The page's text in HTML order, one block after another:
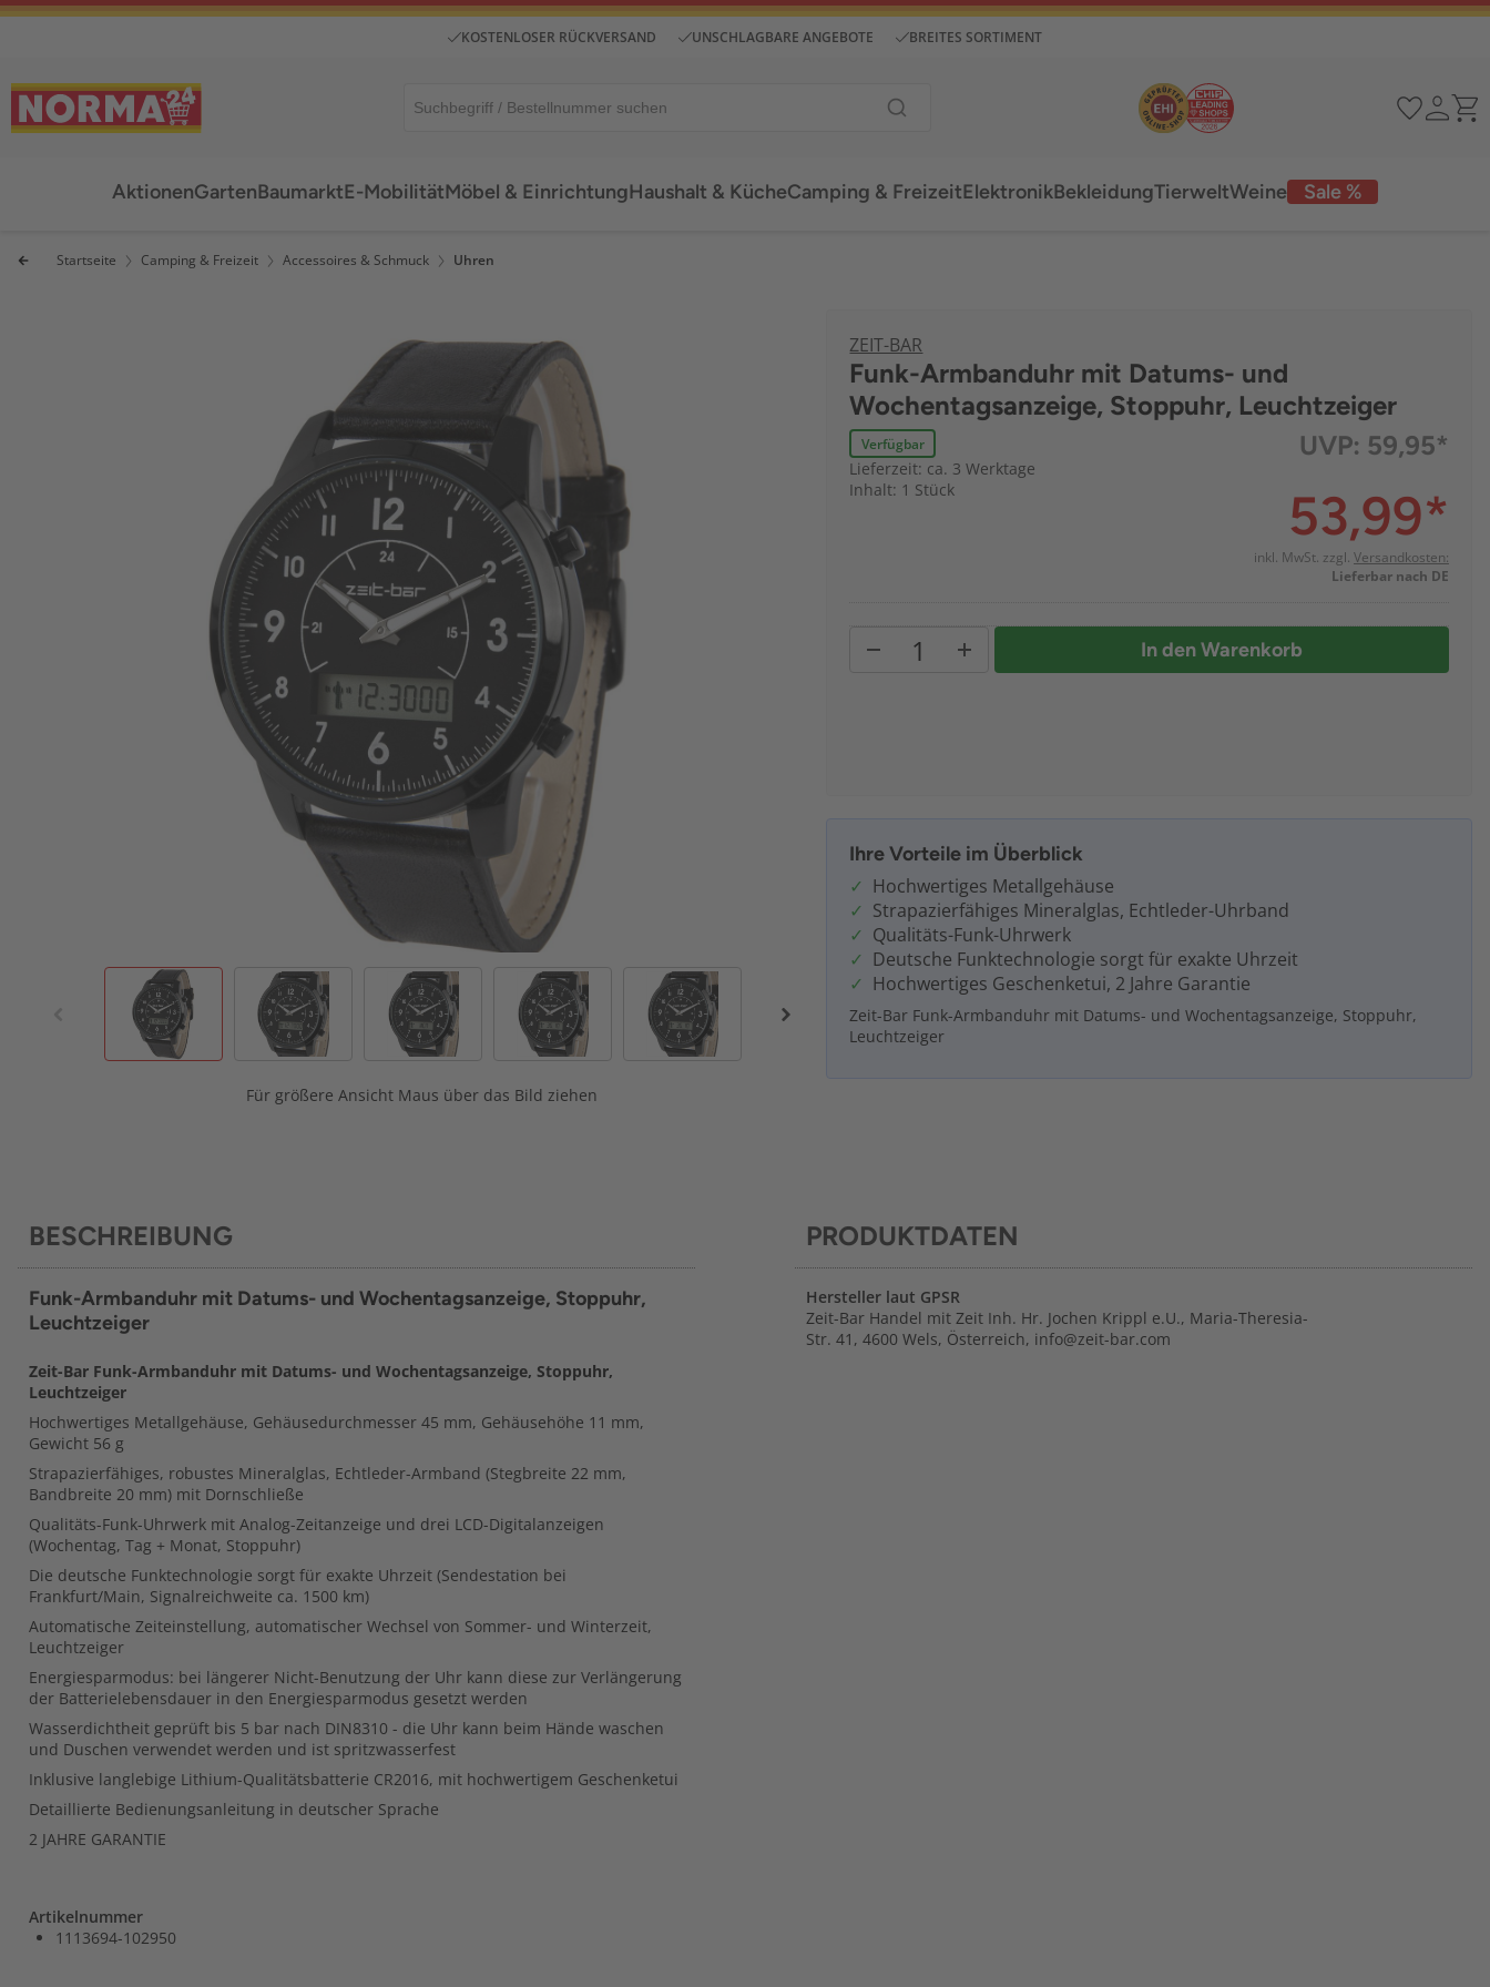
KOSTENLOSER RÜCKVERSAND UNSCHLAGBARE ANGEBOTE BREITES SORTIMENT
AktionenGartenBaumarktE-MobilitätMöbel & EinrichtungHaushalt & KücheCamping & Freizeit Sale %
ElektronikBekleidungTierweltWeine
Startseite Camping & Freizeit Accessoires & Schmuck Uhren
Für größere Ansicht Maus über das Bild ziehen
ZEIT-BAR
Funk-Armbanduhr mit Datums- und
Wochentagsanzeige, Stoppuhr, Leuchtzeiger
Verfügbar
Lieferzeit: ca. 3 Werktage
Inhalt: 1 Stück
UVP: 59,95*
53,99*
inkl. MwSt. zzgl. Versandkosten:
Lieferbar nach DE
In den Warenkorb
Ihre Vorteile im Überblick
Hochwertiges Metallgehäuse
Strapazierfähiges Mineralglas, Echtleder-Uhrband
Qualitäts-Funk-Uhrwerk
Deutsche Funktechnologie sorgt für exakte Uhrzeit
Hochwertiges Geschenketui, 2 Jahre Garantie
Zeit-Bar Funk-Armbanduhr mit Datums- und Wochentagsanzeige, Stoppuhr,
Leuchtzeiger
BESCHREIBUNG
Funk-Armbanduhr mit Datums- und Wochentagsanzeige, Stoppuhr,
Leuchtzeiger
Zeit-Bar Funk-Armbanduhr mit Datums- und Wochentagsanzeige, Stoppuhr,
Leuchtzeiger
Hochwertiges Metallgehäuse, Gehäusedurchmesser 45 mm, Gehäusehöhe 11 mm,
Gewicht 56 g
Strapazierfähiges, robustes Mineralglas, Echtleder-Armband (Stegbreite 22 mm,
Bandbreite 20 mm) mit Dornschließe
Qualitäts-Funk-Uhrwerk mit Analog-Zeitanzeige und drei LCD-Digitalanzeigen
(Wochentag, Tag + Monat, Stoppuhr)
Die deutsche Funktechnologie sorgt für exakte Uhrzeit (Sendestation bei
Frankfurt/Main, Signalreichweite ca. 1500 km)
Automatische Zeiteinstellung, automatischer Wechsel von Sommer- und Winterzeit,
Leuchtzeiger
Energiesparmodus: bei längerer Nicht-Benutzung der Uhr kann diese zur Verlängerung
der Batterielebensdauer in den Energiesparmodus gesetzt werden
Wasserdichtheit geprüft bis 5 bar nach DIN8310 - die Uhr kann beim Hände waschen
und Duschen verwendet werden und ist spritzwasserfest
Inklusive langlebige Lithium-Qualitätsbatterie CR2016, mit hochwertigem Geschenketui
Detaillierte Bedienungsanleitung in deutscher Sprache
2 JAHRE GARANTIE
Artikelnummer
1113694-102950
PRODUKTDATEN
Hersteller laut GPSR
Zeit-Bar Handel mit Zeit Inh. Hr. Jochen Krippl e.U., Maria-Theresia-
Str. 41, 4600 Wels, Österreich, info@zeit-bar.com